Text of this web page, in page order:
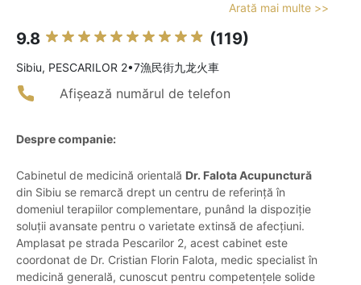
Arată mai multe >>
9.8 (119)
Sibiu, PESCARILOR 2•7漁民街九龙火車
Afișează numărul de telefon
Despre companie:
Cabinetul de medicină orientală Dr. Falota Acupunctură
din Sibiu se remarcă drept un centru de referință în
domeniul terapiilor complementare, punând la dispoziție
soluții avansate pentru o varietate extinsă de afecțiuni.
Amplasat pe strada Pescarilor 2, acest cabinet este
coordonat de Dr. Cristian Florin Falota, medic specialist în
medicină generală, cunoscut pentru competențele solide